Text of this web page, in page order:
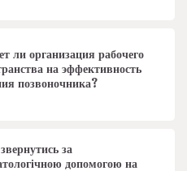
ли организация рабочего
на эффективность
позвоночника?
за
допомогою на